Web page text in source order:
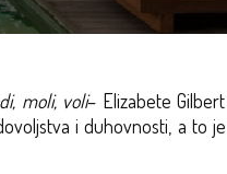
moli, voli– Elizabete
i duhovnosti, a to